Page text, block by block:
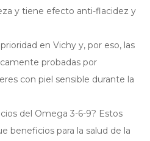
y tiene efecto anti-flacidez y
en Vichy y, por eso, las
probadas por
con piel sensible durante la
del Omega 3-6-9? Estos
beneficios para la salud de la